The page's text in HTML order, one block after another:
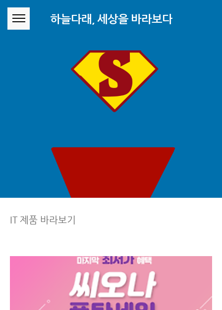
하늘다래, 세상을 바라보다
IT 제품 바라보기